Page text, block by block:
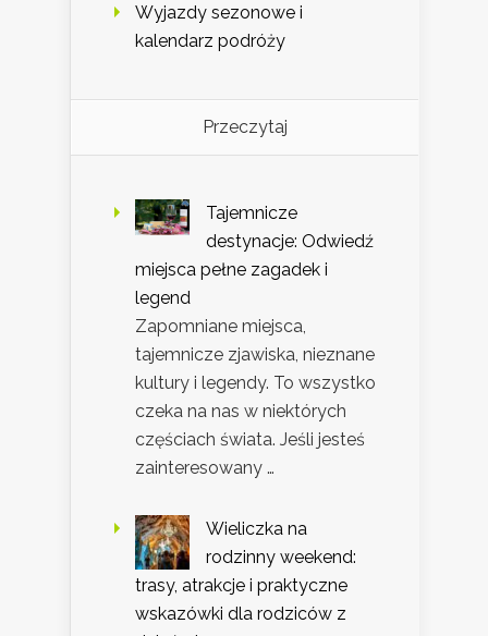
Wyjazdy sezonowe i
kalendarz podróży
Przeczytaj
Tajemnicze
destynacje: Odwiedź
miejsca pełne zagadek i
legend
Zapomniane miejsca,
tajemnicze zjawiska, nieznane
kultury i legendy. To wszystko
czeka na nas w niektórych
częściach świata. Jeśli jesteś
zainteresowany …
Wieliczka na
rodzinny weekend:
trasy, atrakcje i praktyczne
wskazówki dla rodziców z